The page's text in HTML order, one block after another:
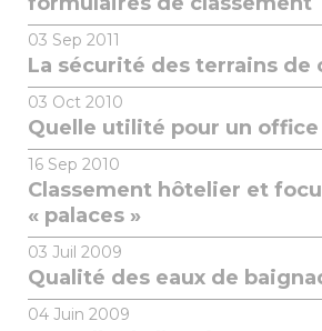
03 Sep 2011
La sécurité des terrains de
03 Oct 2010
Quelle utilité pour un
16 Sep 2010
Classement hôtelier et
« palaces »
03 Juil 2009
Qualité des eaux de
04 Juin 2009